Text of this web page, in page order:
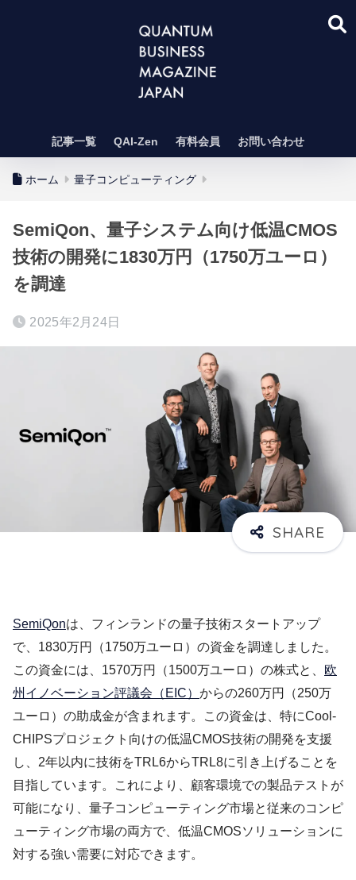
記事一覧 QAI-Zen 有料会員 お問い合わせ
ホーム 量子コンピューティング
SemiQon、量子システム向け低温CMOS
技術の開発に1830万円（1750万ユーロ）
を調達
2025年2月24日
SemiQonは、フィンランドの量子技術スタートアップ
で、1830万円（1750万ユーロ）の資金を調達しました。
この資金には、1570万円（1500万ユーロ）の株式と、 欧
州イノベーション評議会（EIC） からの260万円（250万
ユーロ）の助成金が含まれます。この資金は、特にCool-
CHIPSプロジェクト向けの低温CMOS技術の開発を支援
し、2年以内に技術をTRL6からTRL8に引き上げることを
目指しています。これにより、顧客環境での製品テストが
可能になり、量子コンピューティング市場と従来のコンピ
ューティング市場の両方で、低温CMOSソリューションに
対する強い需要に対応できます。